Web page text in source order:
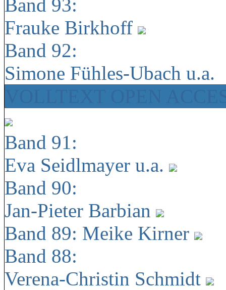
Band 93:
Frauke Birkhoff
Band 92:
Simone Fühles-Ubach u.a.
Band 91:
Eva Seidlmayer u.a.
Band 90:
Jan-Pieter Barbian
Band 89: Meike Kirner
Band 88:
Verena-Christin Schmidt